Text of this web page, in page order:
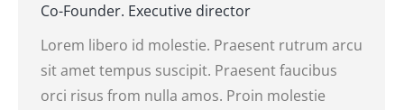
Co-Founder. Executive director
Lorem libero id molestie. Praesent rutrum arcu
sit amet tempus suscipit. Praesent faucibus
orci risus from nulla amos. Proin molestie